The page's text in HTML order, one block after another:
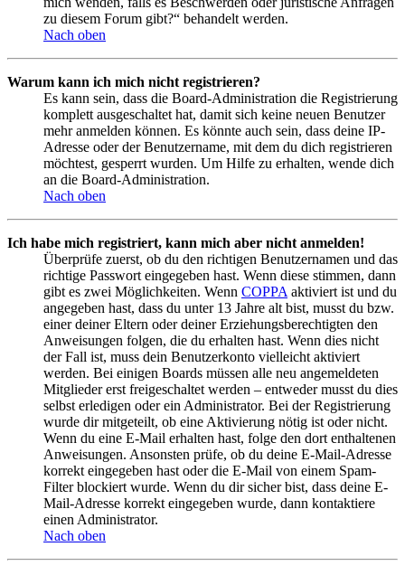
zu diesem Forum gibt?“ behandelt werden.
Nach oben
Warum kann ich mich nicht registrieren?
Es kann sein, dass die Board-Administration die Registrierung
komplett ausgeschaltet hat, damit sich keine neuen Benutzer
mehr anmelden können. Es könnte auch sein, dass deine IP-
Adresse oder der Benutzername, mit dem du dich registrieren
möchtest, gesperrt wurden. Um Hilfe zu erhalten, wende dich
an die Board-Administration.
Nach oben
Ich habe mich registriert, kann mich aber nicht anmelden!
Überprüfe zuerst, ob du den richtigen Benutzernamen und das
richtige Passwort eingegeben hast. Wenn diese stimmen, dann
gibt es zwei Möglichkeiten. Wenn COPPA aktiviert ist und du
angegeben hast, dass du unter 13 Jahre alt bist, musst du bzw.
einer deiner Eltern oder deiner Erziehungsberechtigten den
Anweisungen folgen, die du erhalten hast. Wenn dies nicht
der Fall ist, muss dein Benutzerkonto vielleicht aktiviert
werden. Bei einigen Boards müssen alle neu angemeldeten
Mitglieder erst freigeschaltet werden – entweder musst du dies
selbst erledigen oder ein Administrator. Bei der Registrierung
wurde dir mitgeteilt, ob eine Aktivierung nötig ist oder nicht.
Wenn du eine E-Mail erhalten hast, folge den dort enthaltenen
Anweisungen. Ansonsten prüfe, ob du deine E-Mail-Adresse
korrekt eingegeben hast oder die E-Mail von einem Spam-
Filter blockiert wurde. Wenn du dir sicher bist, dass deine E-
Mail-Adresse korrekt eingegeben wurde, dann kontaktiere
einen Administrator.
Nach oben